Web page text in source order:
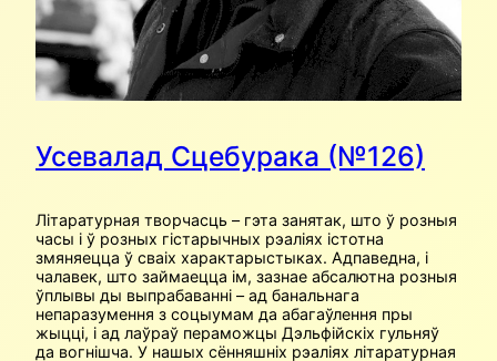
Усевалад Сцебурака (№126)
Літаратурная творчасць – гэта занятак, што ў розныя
часы і ў розных гістарычных рэаліях істотна
змяняецца ў сваіх характарыстыках. Адпаведна, і
чалавек, што займаецца ім, зазнае абсалютна розныя
ўплывы ды выпрабаванні – ад банальнага
непаразумення з соцыумам да абагаўлення пры
жыцці, і ад лаўраў пераможцы Дэльфійскіх гульняў
да вогнішча. У нашых сённяшніх рэаліях літаратурная